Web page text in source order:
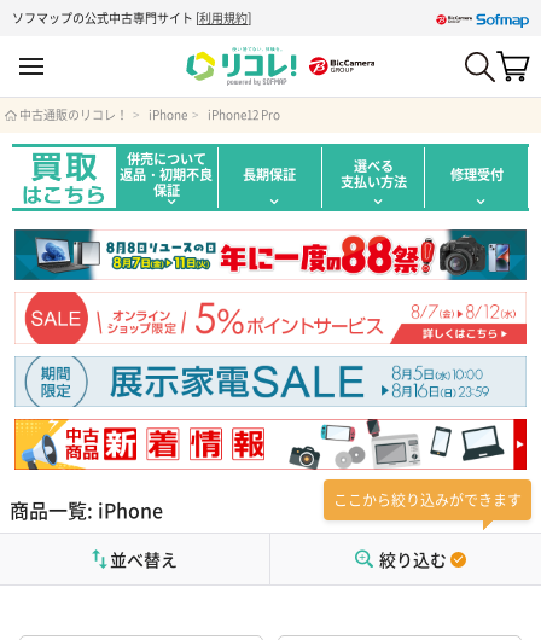
ソフマップの公式中古専門サイト [利用規約]
中古通販のリコレ！ iPhone iPhone12 Pro
併売について
返品・初期不良
保証
長期保証 選べる
支払い方法 修理受付
商品一覧: iPhone ここから絞り込みができます
絞り込む
並べ替え